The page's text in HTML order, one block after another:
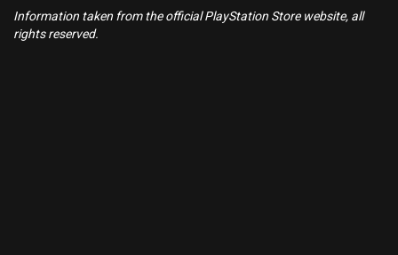
Information taken from the official PlayStation Store website, all
rights reserved.